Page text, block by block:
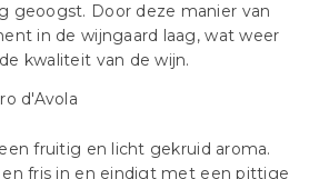
geoogst. Door deze manier van
in de wijngaard laag, wat weer
kwaliteit van de wijn.
fruitig en licht gekruid aroma.
fris in en eindigt met een pittige